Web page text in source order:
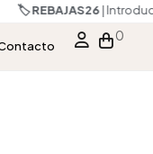
0